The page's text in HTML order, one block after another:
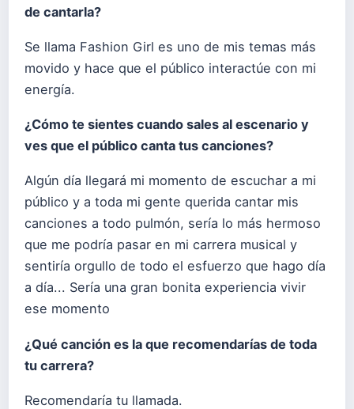
de cantarla?
Se llama Fashion Girl es uno de mis temas más
movido y hace que el público interactúe con mi
energía.
¿Cómo te sientes cuando sales al escenario y
ves que el público canta tus canciones?
Algún día llegará mi momento de escuchar a mi
público y a toda mi gente querida cantar mis
canciones a todo pulmón, sería lo más hermoso
que me podría pasar en mi carrera musical y
sentiría orgullo de todo el esfuerzo que hago día
a día... Sería una gran bonita experiencia vivir
ese momento
¿Qué canción es la que recomendarías de toda
tu carrera?
Recomendaría tu llamada.